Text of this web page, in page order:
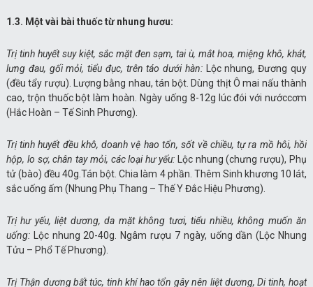
1.3. Một vài bài thuốc từ nhung hươu:
Trị tinh huyết suy kiệt, sắc mặt đen sạm, tai ù, mắt hoa, miệng khô, khát,
lưng đau, gối mỏi, tiểu đục, trên táo dưới hàn:Lộc nhung, Đương quy
(đều tẩy rượu). Lượng bằng nhau, tán bột. Dùng thịt Ô mai nấu thành
cao, trộn thuốc bột làm hoàn. Ngày uống 8-12g lúc đói với nướccơm
(Hắc Hoàn – Tế Sinh Phương).
Trị tinh huyết đều khô, doanh vệ hao tổn, sốt về chiều, tự ra mồ hôi, hồi
hộp, lo sợ, chân tay mỏi, các loại hư yếu: Lộc nhung (chưng rượu), Phụ
tử (bào) đều 40g.Tán bột. Chia làm 4 phần. Thêm Sinh khương 10 lát,
sắc uống ấm (Nhung Phụ Thang – Thế Y Đắc Hiệu Phương).
Trị hư yếu, liệt dương, da mặt không tươi, tiểu nhiều, không muốn ăn
uống:Lộc nhung 20-40g. Ngâm rượu 7 ngày, uống dần (Lộc Nhung
Tửu – Phổ Tế Phương).
Trị Thận dương bất túc, tinh khí hao tổn gây nên liệt dương, Di tinh, hoạt